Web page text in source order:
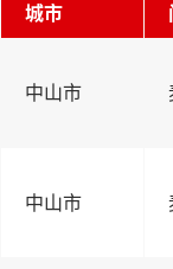
城市
中山市
中山市